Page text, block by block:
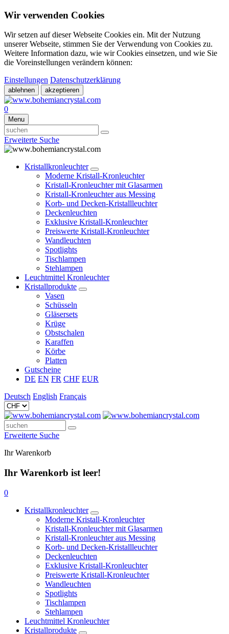
Wir verwenden Cookies
Wir setzen auf dieser Webseite Cookies ein. Mit der Nutzung
unserer Webseite, stimmen Sie der Verwendung von Cookies zu.
Weitere Information dazu, wie wir Cookies einsetzen, und wie Sie
die Voreinstellungen verändern können:
Einstellungen Datenschutzerklärung
ablehnen akzeptieren
0
Menu
Erweiterte Suche
Kristallkronleuchter
Moderne Kristall-Kronleuchter
Kristall-Kronleuchter mit Glasarmen
Kristall-Kronleuchter aus Messing
Korb- und Decken-Kristallleuchter
Deckenleuchten
Exklusive Kristall-Kronleuchter
Preiswerte Kristall-Kronleuchter
Wandleuchten
Spotlights
Tischlampen
Stehlampen
Leuchtmittel Kronleuchter
Kristallprodukte
Vasen
Schüsseln
Gläsersets
Krüge
Obstschalen
Karaffen
Körbe
Platten
Gutscheine
DE EN FR CHF EUR
Deutsch English Français
Erweiterte Suche
Ihr Warenkorb
Ihr Warenkorb ist leer!
0
Kristallkronleuchter
Moderne Kristall-Kronleuchter
Kristall-Kronleuchter mit Glasarmen
Kristall-Kronleuchter aus Messing
Korb- und Decken-Kristallleuchter
Deckenleuchten
Exklusive Kristall-Kronleuchter
Preiswerte Kristall-Kronleuchter
Wandleuchten
Spotlights
Tischlampen
Stehlampen
Leuchtmittel Kronleuchter
Kristallprodukte